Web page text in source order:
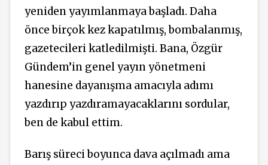
yeniden yayımlanmaya başladı. Daha
önce birçok kez kapatılmış, bombalanmış,
gazetecileri katledilmişti. Bana, Özgür
Gündem’in genel yayın yönetmeni
hanesine dayanışma amacıyla adımı
yazdırıp yazdıramayacaklarını sordular,
ben de kabul ettim.
Barış süreci boyunca dava açılmadı ama